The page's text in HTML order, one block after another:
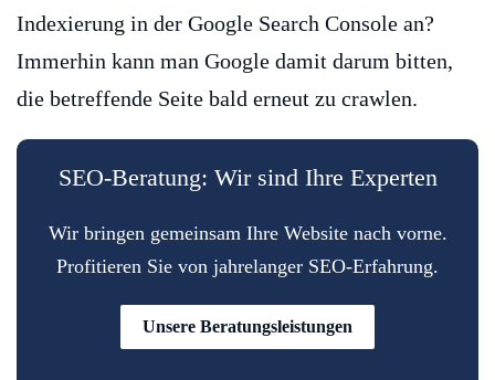
Indexierung in der Google Search Console an?
Immerhin kann man Google damit darum bitten,
die betreffende Seite bald erneut zu crawlen.
SEO-Beratung: Wir sind Ihre Experten
Wir bringen gemeinsam Ihre Website nach vorne.
Profitieren Sie von jahrelanger SEO-Erfahrung.
Unsere Beratungsleistungen